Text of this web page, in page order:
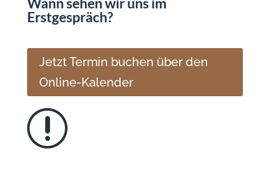
Erstgespräch?
Jetzt Termin buchen über den
Online-Kalender
r